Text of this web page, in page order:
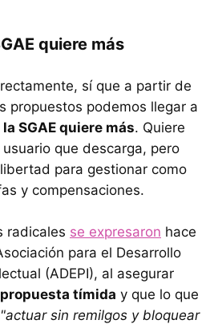
quiere más
sí que a partir de
propuestos podemos llegar a
la SGAE quiere más. Quiere
que descarga, pero
para gestionar como
y compensaciones.
radicales se expresaron hace
para el Desarrollo
(ADEPI), al asegurar
tímida y que lo que
"actuar sin remilgos y bloquear